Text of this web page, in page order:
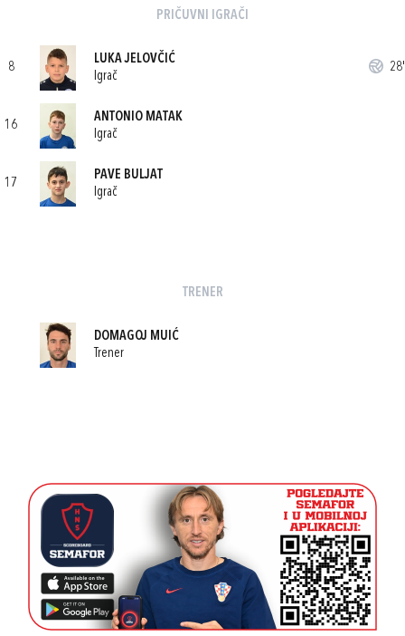
PRIČUVNI IGRAČI
8
LUKA JELOVČIĆ
Igrač
28'
16
ANTONIO MATAK
Igrač
17
PAVE BULJAT
Igrač
TRENER
DOMAGOJ MUIĆ
Trener